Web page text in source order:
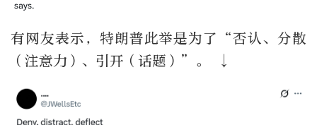
有网友表示，特朗普此举是为了“否认、分散
（注意力）、引开（话题）”。 ↓